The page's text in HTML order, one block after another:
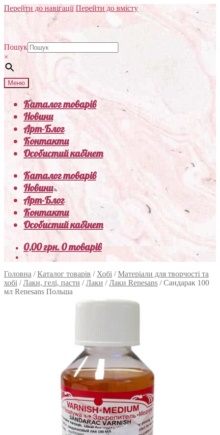
Перейти до навігації Перейти до вмісту
Пошук
×
Меню
Каталог товарів
Новини
Арт-Блог
Контакти
Особистий кабінет
Каталог товарів
Новини
Арт-Блог
Контакти
Особистий кабінет
0,00грн.0 товарів
Головна /Каталог товарів / Хобі /Матеріали для творчості та
хобі /Лаки, гелі, пасти /Лаки /Лаки Renesans /Сандарак 100
мл Renesans Польша